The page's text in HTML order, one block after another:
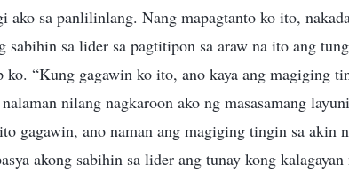
ako sa panlilinlang. Nang mapagtanto ko ito,
sabihin sa lider sa pagtitipon sa araw na ito ang
ko. “Kung gagawin ko ito, ano kaya ang magiging
nilang nagkaroon ako ng masasamang
gagawin, ano naman ang magiging tingin sa akin
akong sabihin sa lider ang tunay kong kalagayan